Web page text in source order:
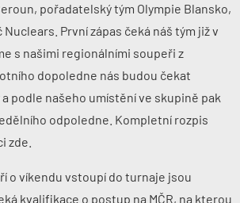
pořadatelský tým Olympie Blansko,
Nuclears. První zápas čeká náš tým již v
s našimi regionálními soupeři z
dopoledne nás budou čekat
podle našeho umístění ve skupině pak
odpoledne. Kompletní rozpis
zde
o víkendu vstoupí do turnaje jsou
kvalifikace o postup na MČR, na kterou